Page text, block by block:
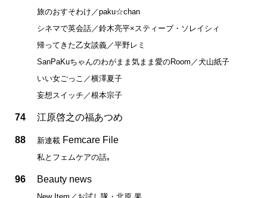
旅のおすそわけ／paku☆chan
シネマで英会話／鈴木亮平×スティーブ・ソレイシィ
帰ってきた乙女談義／平野レミ
SanPaKuちゃんのわがまま気まま愛のRoom／犬山紙子
いい女ごっこ／横澤夏子
妄想スイッチ／根本宗子
74 江原啓之の福あつめ
88 新連載 Femcare File
私とフェムケアの話｡
96 Beauty news